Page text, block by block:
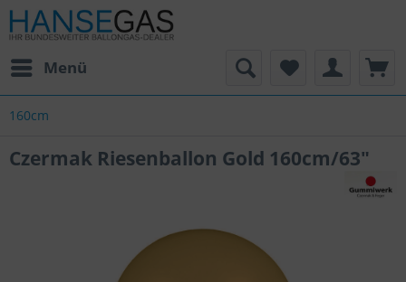
Menü
160cm
Czermak Riesenballon Gold 160cm/63"